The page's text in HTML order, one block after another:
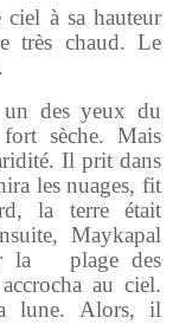
à sa hauteur
très chaud. Le
un des yeux du
sèche. Mais
Il prit dans
les nuages, fit
la terre était
Maykapal
la plage des
au ciel.
lune. Alors, il